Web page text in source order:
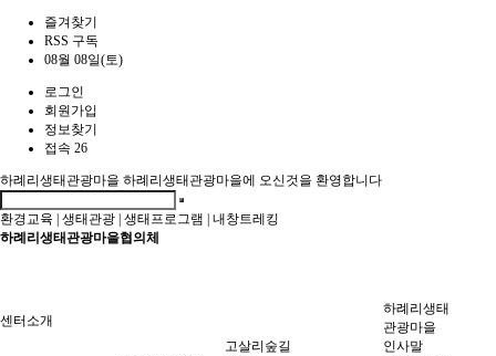
즐겨찾기
RSS 구독
08월 08일(토)
로그인
회원가입
정보찾기
접속 26
하례리생태관광마을 하례리생태관광마을에 오신것을 환영합니다
환경교육 생태관광 생태프로그램
내창트레킹
하례리생태관광마을협의체
센터소개
고살리숲길
하례리생태
관광마을
인사말